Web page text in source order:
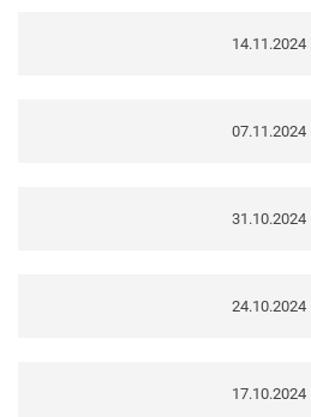
14.11.2024
07.11.2024
31.10.2024
24.10.2024
17.10.2024